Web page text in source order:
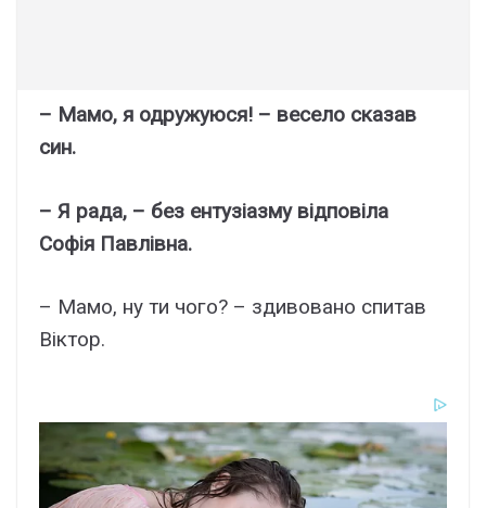
– Мамо, я одружуюся! – весело сказав
син.
– Я рада, – без ентузіазму відповіла
Софія Павлівна.
– Мамо, ну ти чого? – здивовано спитав
Віктор.